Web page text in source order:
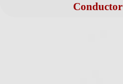
Conductor